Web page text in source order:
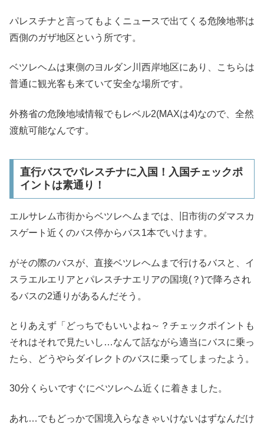
パレスチナと言ってもよくニュースで出てくる危険地帯は
西側のガザ地区という所です。
ベツレヘムは東側のヨルダン川西岸地区にあり、こちらは
普通に観光客も来ていて安全な場所です。
外務省の危険地域情報でもレベル2(MAXは4)なので、全然
渡航可能なんです。
直行バスでパレスチナに入国！入国チェックポ
イントは素通り！
エルサレム市街からベツレヘムまでは、旧市街のダマスカ
スゲート近くのバス停からバス1本でいけます。
がその際のバスが、直接ベツレヘムまで行けるバスと、イ
スラエルエリアとパレスチナエリアの国境(？)で降ろされ
るバスの2通りがあるんだそう。
とりあえず「どっちでもいいよね～？チェックポイントも
それはそれで見たいし…なんて話ながら適当にバスに乗っ
たら、どうやらダイレクトのバスに乗ってしまったよう。
30分くらいですぐにベツレヘム近くに着きました。
あれ…でもどっかで国境入らなきゃいけないはずなんだけ